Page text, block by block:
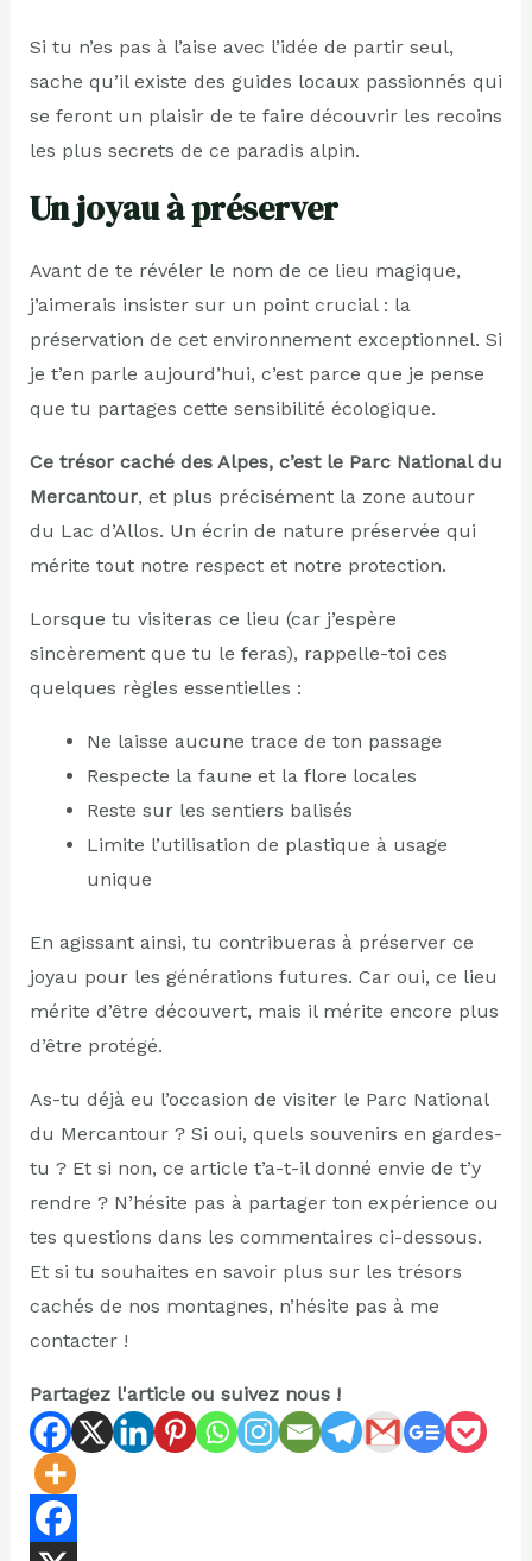
Si tu n’es pas à l’aise avec l’idée de partir seul,
sache qu’il existe des guides locaux passionnés qui
se feront un plaisir de te faire découvrir les recoins
les plus secrets de ce paradis alpin.
Un joyau à préserver
Avant de te révéler le nom de ce lieu magique,
j’aimerais insister sur un point crucial : la
préservation de cet environnement exceptionnel. Si
je t’en parle aujourd’hui, c’est parce que je pense
que tu partages cette sensibilité écologique.
Ce trésor caché des Alpes, c’est le Parc National du
Mercantour, et plus précisément la zone autour
du Lac d’Allos. Un écrin de nature préservée qui
mérite tout notre respect et notre protection.
Lorsque tu visiteras ce lieu (car j’espère
sincèrement que tu le feras), rappelle-toi ces
quelques règles essentielles :
Ne laisse aucune trace de ton passage
Respecte la faune et la flore locales
Reste sur les sentiers balisés
Limite l’utilisation de plastique à usage
unique
En agissant ainsi, tu contribueras à préserver ce
joyau pour les générations futures. Car oui, ce lieu
mérite d’être découvert, mais il mérite encore plus
d’être protégé.
As-tu déjà eu l’occasion de visiter le Parc National
du Mercantour ? Si oui, quels souvenirs en gardes-
tu ? Et si non, ce article t’a-t-il donné envie de t’y
rendre ? N’hésite pas à partager ton expérience ou
tes questions dans les commentaires ci-dessous.
Et si tu souhaites en savoir plus sur les trésors
cachés de nos montagnes, n’hésite pas à me
contacter !
Partagez l'article ou suivez nous !